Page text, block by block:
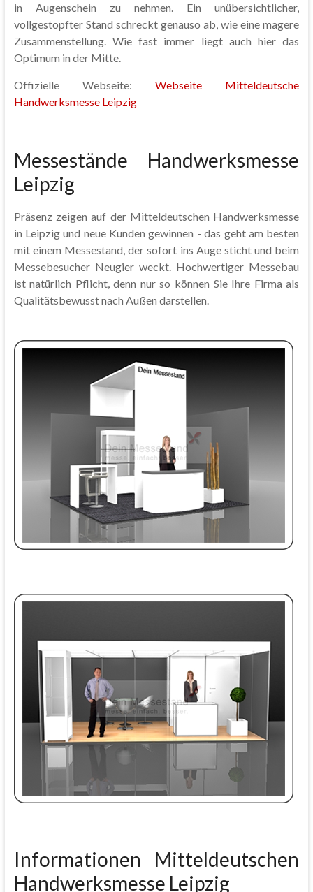
in Augenschein zu nehmen. Ein unübersichtlicher,
vollgestopfter Stand schreckt genauso ab, wie eine magere
Zusammenstellung. Wie fast immer liegt auch hier das
Optimum in der Mitte.
Offizielle Webseite:Webseite Mitteldeutsche
Handwerksmesse Leipzig
Messestände Handwerksmesse
Leipzig
Präsenz zeigen auf der Mitteldeutschen Handwerksmesse
in Leipzig und neue Kunden gewinnen - das geht am besten
mit einem Messestand, der sofort ins Auge sticht und beim
Messebesucher Neugier weckt. Hochwertiger Messebau
ist natürlich Pflicht, denn nur so können Sie Ihre Firma als
Qualitätsbewusst nach Außen darstellen.
Informationen Mitteldeutschen
Handwerksmesse Leipzig